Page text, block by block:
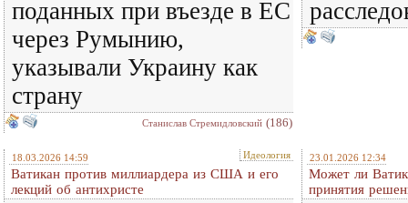
поданных при въезде в ЕС
через Румынию,
указывали Украину как
страну
Станислав Стремидловский (186)
18.03.2026 14:59 Идеология
Ватикан против миллиардера из США и его
лекций об антихристе
23.01.2026 12:34
Может ли
принятия